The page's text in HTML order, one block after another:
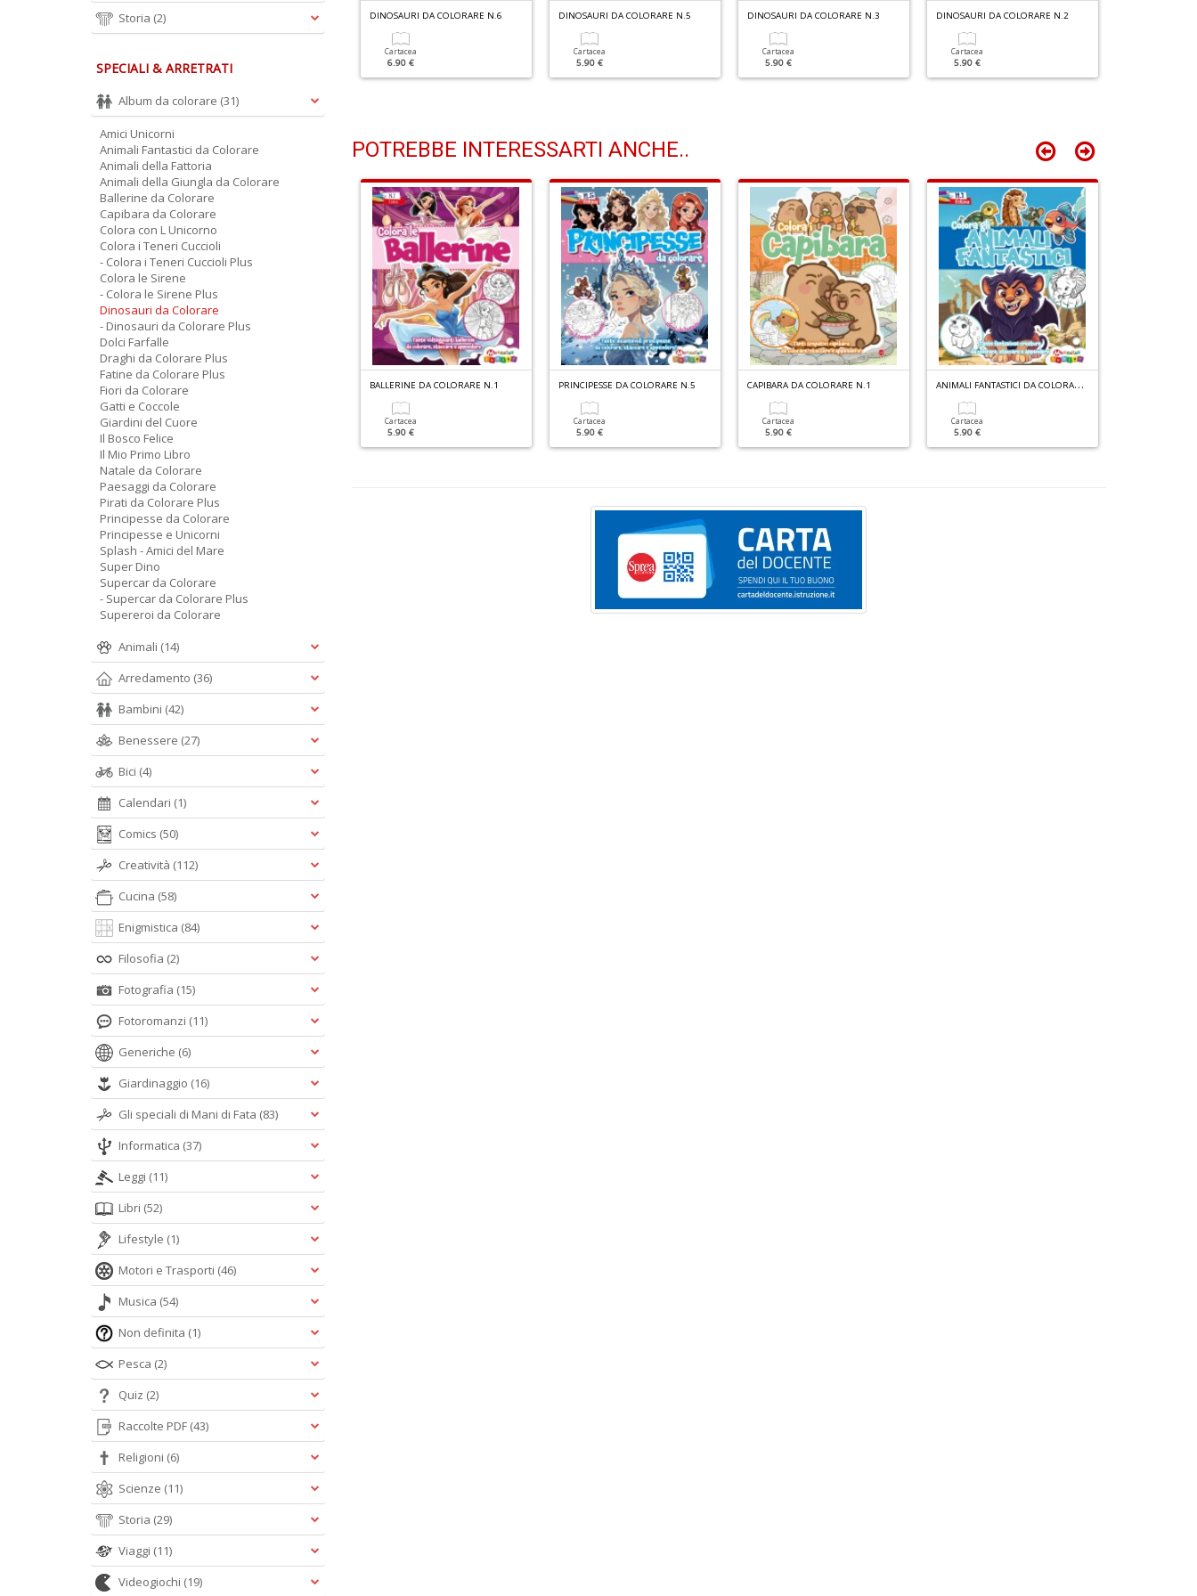
DA COLORARE N.2 DINOSAURI DA COLORARE N.1
5.90 €
DINOSAURI DA COLORARE N.6
Cartacea
6.90 €
DINOSAURI DA COLORARE N.5
Cartacea
5.90 €
DINOSAURI DA COLORARE N.3
Cartacea
5.90 €
DINOSAURI DA COLORARE N.2
Cartacea
5.90 €
POTREBBE INTERESSARTI ANCHE..
DA COLORARE N.7
Cartacea
BALLERINE DA COLORARE N.1
Cartacea
5.90 €
PRINCIPESSE DA COLORARE N.5
Cartacea
5.90 €
CAPIBARA DA COLORARE N.1
Cartacea
5.90 €
A
NIMALI FANTASTICI DA COLORARE N.1
Cartacea
5.90 €
Storia (2)
SPECIALI & ARRETRATI
Album da colorare (31)
Amici Unicorni
Animali Fantastici da Colorare
Animali della Fattoria
Animali della Giungla da Colorare
Ballerine da Colorare
Capibara da Colorare
Colora con L Unicorno
Colora i Teneri Cuccioli
- Colora i Teneri Cuccioli Plus
Colora le Sirene
- Colora le Sirene Plus
Dinosauri da Colorare
- Dinosauri da Colorare Plus
Dolci Farfalle
Draghi da Colorare Plus
Fatine da Colorare Plus
Fiori da Colorare
Gatti e Coccole
Giardini del Cuore
Il Bosco Felice
Il Mio Primo Libro
Natale da Colorare
Paesaggi da Colorare
Pirati da Colorare Plus
Principesse da Colorare
Principesse e Unicorni
Splash - Amici del Mare
Super Dino
Supercar da Colorare
- Supercar da Colorare Plus
Supereroi da Colorare
Animali (14)
Arredamento (36)
Bambini (42)
Benessere (27)
Bici (4)
Calendari (1)
Comics (50)
Creatività (112)
Cucina (58)
Enigmistica (84)
Filosofia (2)
Fotografia (15)
Fotoromanzi (11)
Generiche (6)
Giardinaggio (16)
Gli speciali di Mani di Fata (83)
Informatica (37)
Leggi (11)
Libri (52)
Lifestyle (1)
Motori e Trasporti (46)
Musica (54)
Non definita (1)
Pesca (2)
Quiz (2)
Raccolte PDF (43)
Religioni (6)
Scienze (11)
Storia (29)
Viaggi (11)
Videogiochi (19)